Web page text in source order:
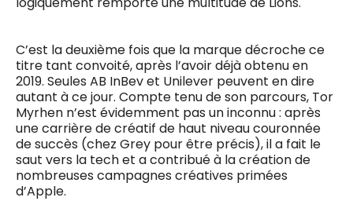
C’est la deuxième fois que la marque décroche ce
titre tant convoité, après l’avoir déjà obtenu en
2019. Seules AB InBev et Unilever peuvent en dire
autant à ce jour. Compte tenu de son parcours, Tor
Myrhen n’est évidemment pas un inconnu : après
une carrière de créatif de haut niveau couronnée
de succès (chez Grey pour être précis), il a fait le
saut vers la tech et a contribué à la création de
nombreuses campagnes créatives primées
d’Apple.